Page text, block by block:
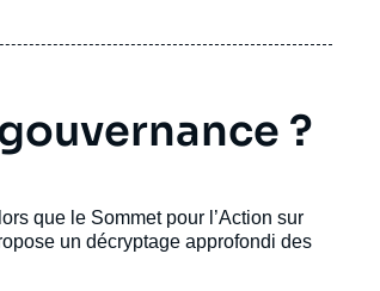
?
que le Sommet pour l’Action sur
un décryptage approfondi des